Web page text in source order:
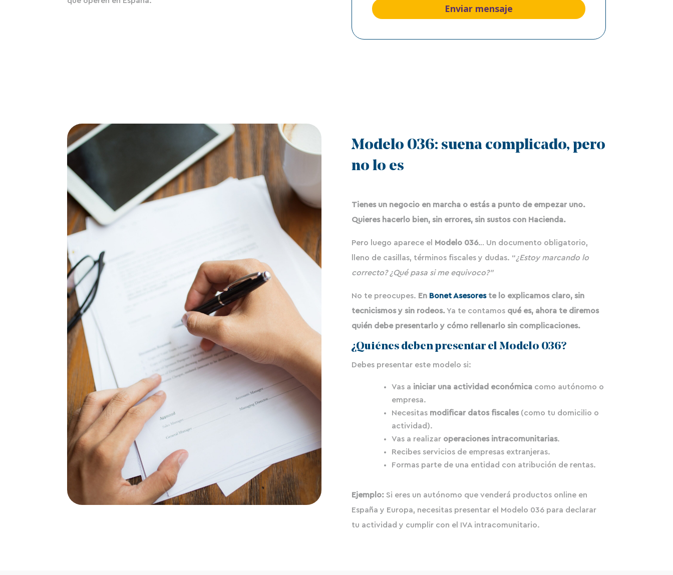
n
i
o
o
m
n
t
i
a
a
d
*
Enviar mensaje
Modelo 036: suena complicado, pero
no lo es
Tienes un negocio en marcha o estás a punto de empezar uno.
Quieres hacerlo bien, sin errores, sin sustos con Hacienda.
Pero luego aparece el Modelo 036… Un documento obligatorio,
lleno de casillas, términos fiscales y dudas. “¿Estoy marcando lo
correcto? ¿Qué pasa si me equivoco?”
No te preocupes. En Bonet Asesoreste lo explicamos claro, sin
tecnicismos y sin rodeos.Ya te contamos qué es, ahora te diremos
quién debe presentarlo y cómo rellenarlo sin complicaciones.
¿Quiénes deben presentar el Modelo 036?
Debes presentar este modelo si:
Vas a iniciar una actividad económicacomo autónomo o
empresa.
Necesitas modificar datos fiscales(como tu domicilio o
actividad).
Vas a realizar operaciones intracomunitarias.
Recibes servicios de empresas extranjeras.
Formas parte de una entidad con atribución de rentas.
Ejemplo:Si eres un autónomo que venderá productos online en
España y Europa, necesitas presentar el Modelo 036 para declarar
tu actividad y cumplir con el IVA intracomunitario.